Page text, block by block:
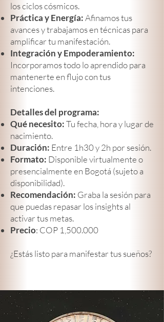
los ciclos cósmicos.
Práctica y Energía:Afinamos tus
avances y trabajamos en técnicas para
amplificar tu manifestación.
Integración y Empoderamiento:
Incorporamos todo lo aprendido para
mantenerte en flujo con tus
intenciones.
Detalles del programa:
Qué necesito:Tu fecha, hora y lugar de
nacimiento.
Duración: Entre 1h30 y 2h por sesión.
Formato: Disponible virtualmente o
presencialmente en Bogotá (sujeto a
disponibilidad).
Recomendación: Graba la sesión para
que puedas repasar los insights al
activar tus metas.
Precio: COP 1,500.000
¿Estás listo para manifestar tus sueños?